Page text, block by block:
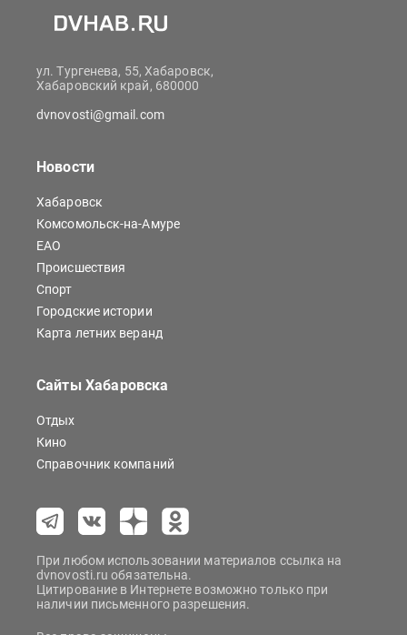
ул. Тургенева, 55, Хабаровск,
Хабаровский край, 680000
dvnovosti@gmail.com
Новости
Хабаровск
Комсомольск-на-Амуре
ЕАО
Происшествия
Спорт
Городские истории
Карта летних веранд
Сайты Хабаровска
Отдых
Кино
Справочник компаний
При любом использовании материалов ссылка на
dvnovosti.ru обязательна.
Цитирование в Интернете возможно только при
наличии письменного разрешения.